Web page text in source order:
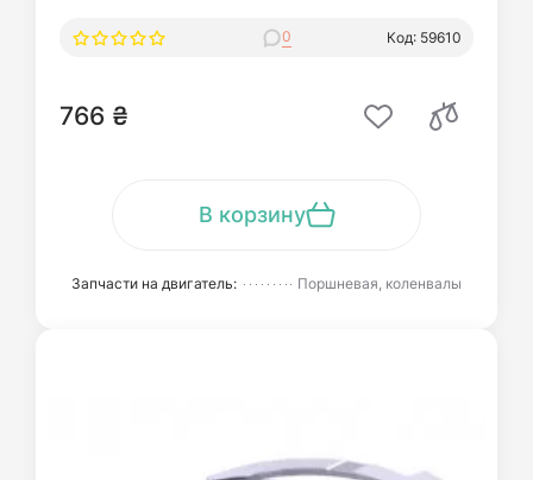
0 Код: 59610
766 ₴
В корзину
Запчасти на двигатель: Поршневая, коленвалы